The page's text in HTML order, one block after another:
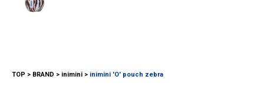
TOP BRAND inimini inimini 'O' pouch zebra